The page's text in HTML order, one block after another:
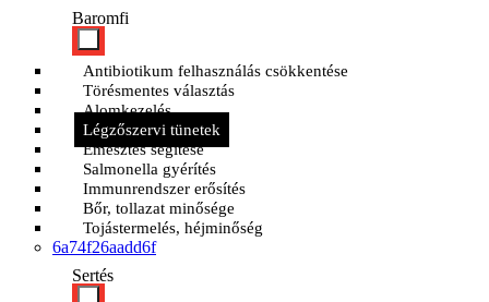
Baromfi
Antibiotikum felhasználás csökkentése
Törésmentes választás
Alomkezelés
Légzőszervi tünetek
Emésztés segítése
Salmonella gyérítés
Immunrendszer erősítés
Bőr, tollazat minősége
Tojástermelés, héjminőség
6a74f26aadd6f
Sertés